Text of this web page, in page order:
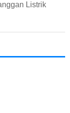
Listrik